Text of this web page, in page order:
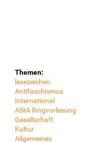
Themen:
lesezeichen
Antifaschismus
International
AStA Ringvorlesung
Gesellschaft
Kultur
Allgemeines